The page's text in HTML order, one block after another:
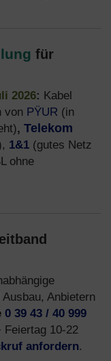
für
2026: Kabel
von PŸUR (in
, Telekom
1&1 (gutes Netz
ohne
Anbietern
0 39 43 / 40 999
Feiertag 10-22
anfordern.